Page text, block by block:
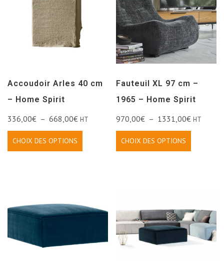
Accoudoir Arles 40 cm
– Home Spirit
336,00€ – 668,00€ HT
CHOIX DES OPTIONS
Fauteuil XL 97 cm –
1965 – Home Spirit
970,00€ – 1331,00€ HT
CHOIX DES OPTIONS